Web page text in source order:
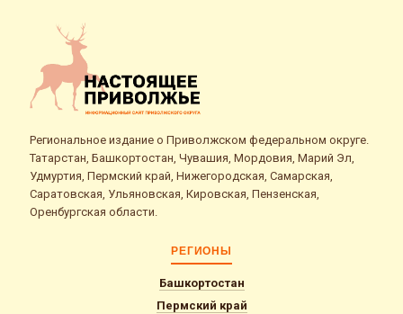
Региональное издание о Приволжском федеральном округе.
Татарстан, Башкортостан, Чувашия, Мордовия, Марий Эл,
Удмуртия, Пермский край, Нижегородская, Самарская,
Саратовская, Ульяновская, Кировская, Пензенская,
Оренбургская области.
РЕГИОНЫ
Башкортостан
Пермский край